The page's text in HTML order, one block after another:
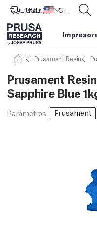
Envío a Estados
USD ($) CORE One L: ¡Ya disponible!
Prusament Resin
Prusament
Sapphire Blue
Parámetros Prusament